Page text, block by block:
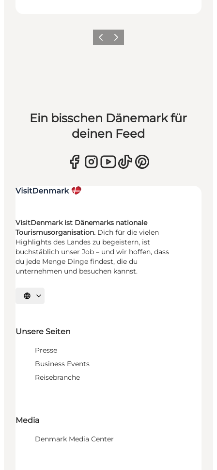
ZurückWeiter
Ein bisschen Dänemark für
deinen Feed
VisitDenmark ist Dänemarks nationale
Tourismusorganisation. Dich für die vielen
Highlights des Landes zu begeistern, ist
buchstäblich unser Job – und wir hoffen, dass
du jede Menge Dinge findest, die du
unternehmen und besuchen kannst.
Sprache auswählen
Unsere Seiten
Presse
Business Events
Reisebranche
Media
Denmark Media Center